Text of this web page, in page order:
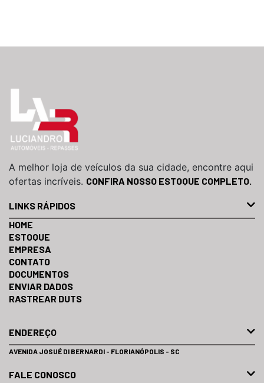
A melhor loja de veículos da sua cidade, encontre aqui
ofertas incríveis. CONFIRA NOSSO ESTOQUE COMPLETO.
LINKS RÁPIDOS
HOME
ESTOQUE
EMPRESA
CONTATO
DOCUMENTOS
ENVIAR DADOS
RASTREAR DUTS
ENDEREÇO
AVENIDA JOSUÉ DI BERNARDI - FLORIANÓPOLIS - SC
FALE CONOSCO